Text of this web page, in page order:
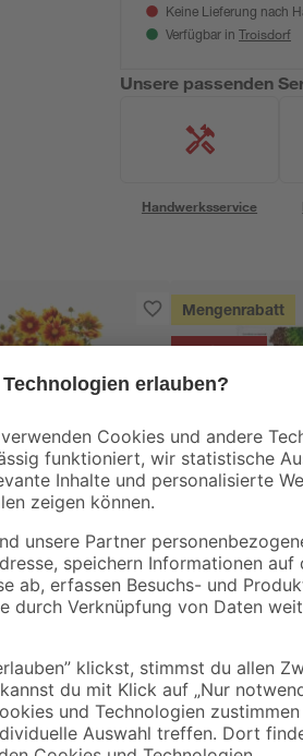
Keine Lieferung nach
Verfügbar in Troisdorf
Unsere passenden
Handwerksservice
verschiedene
13 cm Topf
Mengenrabatt
B1
mm 40 l
0,10 € / Liter